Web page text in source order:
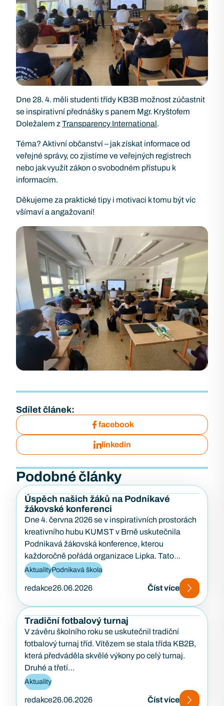
Dne 28. 4. měli studenti třídy KB3B možnost zúčastnit
se inspirativní přednášky s panem Mgr. Kryštofem
Doležalem z Transparency International.
Téma? Aktivní občanství – jak získat informace od
veřejné správy, co zjistíme ve veřejných registrech
nebo jak využít zákon o svobodném přístupu k
informacím.
Děkujeme za praktické tipy i motivaci k tomu být víc
všímaví a angažovaní!
Sdílet článek:
facebook
linkedin
Podobné články
Úspěch našich žáků na Podnikavé
žákovské konferenci
Dne 4. června 2026 se v inspirativních prostorách
kreativního hubu KUMST v Brně uskutečnila
Podnikavá žákovská konference, kterou
každoročně pořádá organizace Lipka. Tato
konference je zaměřena na podporu podnikavosti,
kreativity…
AktualityPodnikavá škola
redakce26.06.2026 Číst více
Tradiční fotbalový turnaj
V závěru školního roku se uskutečnil tradiční
fotbalový turnaj tříd. Vítězem se stala třída KB2B,
která předváděla skvělé výkony po celý turnaj.
Druhé a třetí…
Aktuality
redakce26.06.2026 Číst více